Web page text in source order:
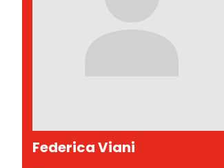
Federica Viani